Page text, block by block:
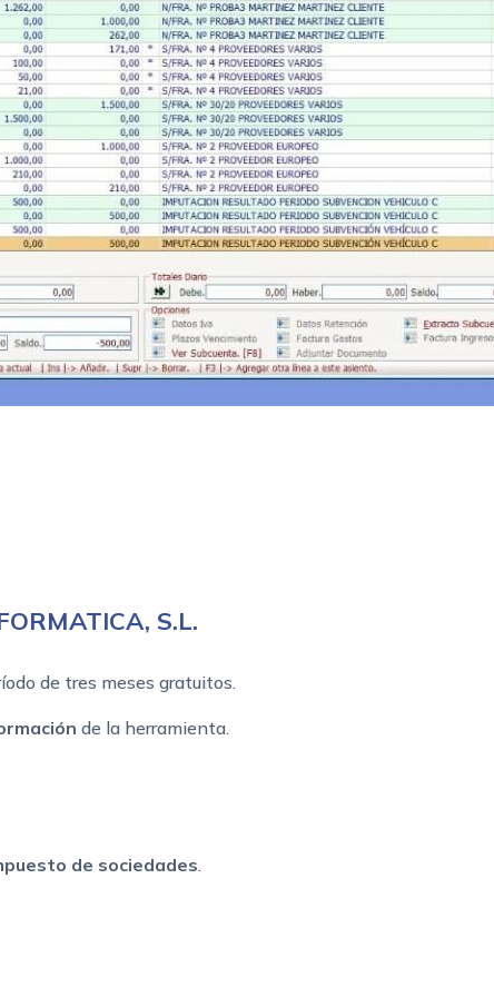
S.L.
de tres meses gratuitos.
de la herramienta.
de sociedades.